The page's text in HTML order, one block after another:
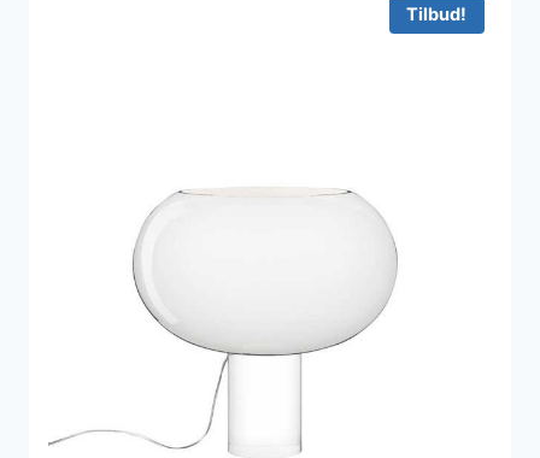
Tilbud!